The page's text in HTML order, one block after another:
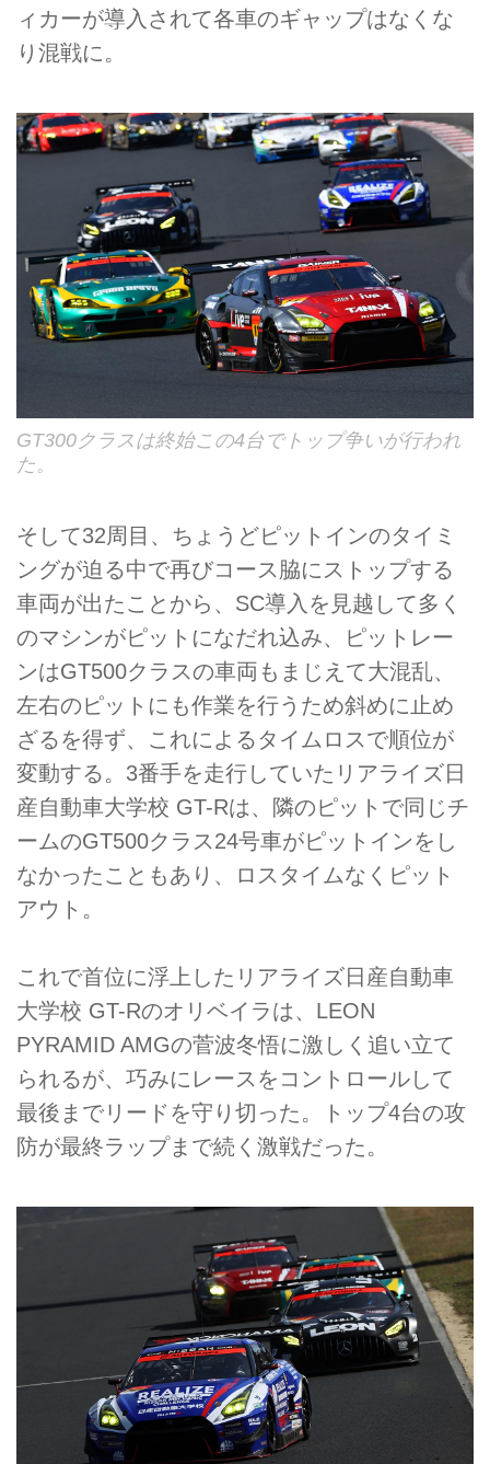
ィカーが導入されて各車のギャップはなくな
り混戦に。
GT300クラスは終始この4台でトップ争いが行われ
た。
そして32周目、ちょうどピットインのタイミ
ングが迫る中で再びコース脇にストップする
車両が出たことから、SC導入を見越して多く
のマシンがピットになだれ込み、ピットレー
ンはGT500クラスの車両もまじえて大混乱、
左右のピットにも作業を行うため斜めに止め
ざるを得ず、これによるタイムロスで順位が
変動する。3番手を走行していたリアライズ日
産自動車大学校 GT-Rは、隣のピットで同じチ
ームのGT500クラス24号車がピットインをし
なかったこともあり、ロスタイムなくピット
アウト。
これで首位に浮上したリアライズ日産自動車
大学校 GT-Rのオリベイラは、LEON
PYRAMID AMGの菅波冬悟に激しく追い立て
られるが、巧みにレースをコントロールして
最後までリードを守り切った。トップ4台の攻
防が最終ラップまで続く激戦だった。